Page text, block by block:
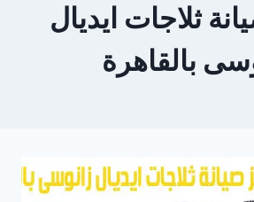
ثلاجات ايديال
بالقاهرة